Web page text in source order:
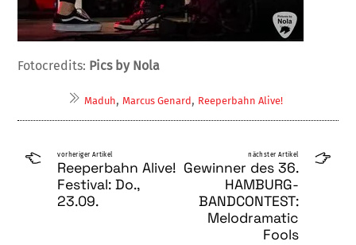
Fotocredits: Pics by Nola
Maduh, Marcus Genard, Reeperbahn Alive!
vorheriger Artikel
Reeperbahn Alive!
Festival: Do.,
23.09.
nächster Artikel
Gewinner des 36.
HAMBURG-
BANDCONTEST:
Melodramatic
Fools